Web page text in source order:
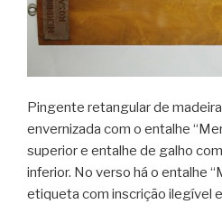
Pingente retangular de
envernizada com o entalhe
superior e entalhe de galho
inferior. No verso há o entalhe
etiqueta com inscrição ilegível